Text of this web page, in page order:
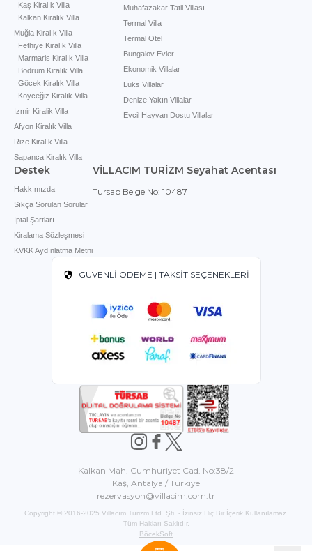
Kaş Kiralık Villa
Kalkan Kiralık Villa
Muğla Kiralık Villa
Fethiye Kiralık Villa
Marmaris Kiralık Villa
Bodrum Kiralık Villa
Göcek Kiralık Villa
Köyceğiz Kiralık Villa
İzmir Kiralik Villa
Afyon Kiralık Villa
Rize Kiralık Villa
Sapanca Kiralık Villa
Muhafazakar Tatil Villası
Termal Villa
Termal Otel
Bungalov Evler
Ekonomik Villalar
Lüks Villalar
Denize Yakın Villalar
Evcil Hayvan Dostu Villalar
Destek
Hakkımızda
Sıkça Sorulan Sorular
İptal Şartları
Kiralama Sözleşmesi
KVKK Aydınlatma Metni
VİLLACIM TURİZM Seyahat Acentası
Tursab Belge No: 10487
GÜVENLİ ÖDEME | TAKSİT SEÇENEKLERİ
Kalkan Mah. Cumhuriyet Cad. No:38/2
Kaş, Antalya / Türkiye
rezervasyon@villacim.com.tr
Copyright © 2016-2025 Villacım Turizm Ltd. Şti. - İzinsiz Hiç Bir İçerik Kullanılamaz.
Tüm Hakları Saklıdır.
BöcekSoft